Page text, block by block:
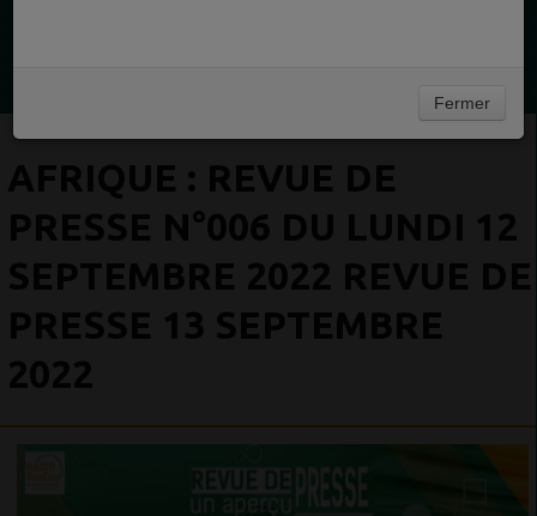
Fermer